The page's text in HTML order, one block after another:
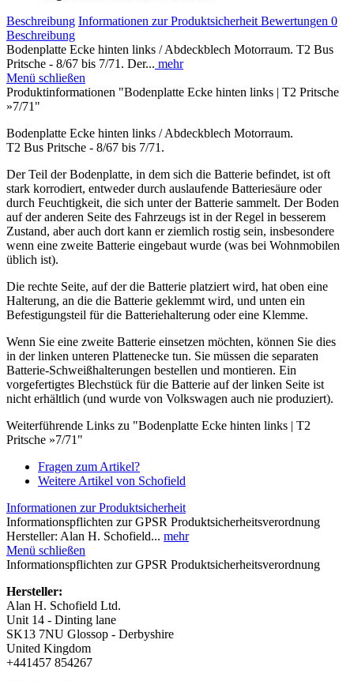
Beschreibung Informationen zur Produktsicherheit Bewertungen 0
Beschreibung
Bodenplatte Ecke hinten links / Abdeckblech Motorraum. T2 Bus
Pritsche - 8/67 bis 7/71. Der... mehr
Menü schließen
Produktinformationen "Bodenplatte Ecke hinten links | T2 Pritsche
»7/71"
Bodenplatte Ecke hinten links / Abdeckblech Motorraum.
T2 Bus Pritsche - 8/67 bis 7/71.
Der Teil der Bodenplatte, in dem sich die Batterie befindet, ist oft
stark korrodiert, entweder durch auslaufende Batteriesäure oder
durch Feuchtigkeit, die sich unter der Batterie sammelt. Der Boden
auf der anderen Seite des Fahrzeugs ist in der Regel in besserem
Zustand, aber auch dort kann er ziemlich rostig sein, insbesondere
wenn eine zweite Batterie eingebaut wurde (was bei Wohnmobilen
üblich ist).
Die rechte Seite, auf der die Batterie platziert wird, hat oben eine
Halterung, an die die Batterie geklemmt wird, und unten ein
Befestigungsteil für die Batteriehalterung oder eine Klemme.
Wenn Sie eine zweite Batterie einsetzen möchten, können Sie dies
in der linken unteren Plattenecke tun. Sie müssen die separaten
Batterie-Schweißhalterungen bestellen und montieren. Ein
vorgefertigtes Blechstück für die Batterie auf der linken Seite ist
nicht erhältlich (und wurde von Volkswagen auch nie produziert).
Weiterführende Links zu "Bodenplatte Ecke hinten links | T2
Pritsche »7/71"
Fragen zum Artikel?
Weitere Artikel von Schofield
Informationen zur Produktsicherheit
Informationspflichten zur GPSR Produktsicherheitsverordnung
Hersteller: Alan H. Schofield... mehr
Menü schließen
Informationspflichten zur GPSR Produktsicherheitsverordnung
Hersteller:
Alan H. Schofield Ltd.
Unit 14 - Dinting lane
SK13 7NU Glossop - Derbyshire
United Kingdom
+441457 854267